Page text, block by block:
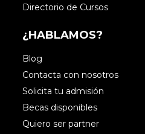
Directorio de Cursos
¿HABLAMOS?
Blog
Contacta con nosotros
Solicita tu admisión
Becas disponibles
Quiero ser partner